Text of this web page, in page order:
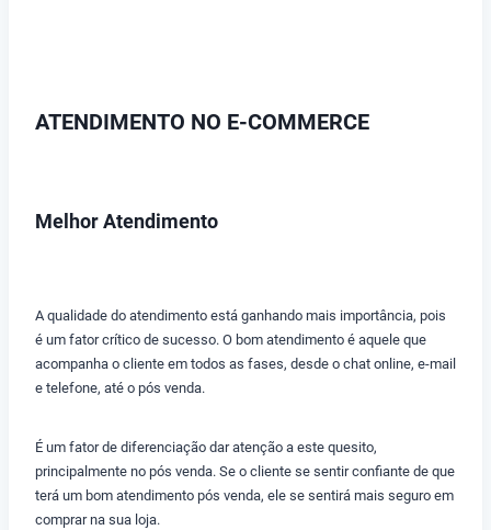
ATENDIMENTO NO E-COMMERCE
Melhor Atendimento
A qualidade do atendimento está ganhando mais importância, pois
é um fator crítico de sucesso. O bom atendimento é aquele que
acompanha o cliente em todos as fases, desde o chat online, e-mail
e telefone, até o pós venda.
É um fator de diferenciação dar atenção a este quesito,
principalmente no pós venda. Se o cliente se sentir confiante de que
terá um bom atendimento pós venda, ele se sentirá mais seguro em
comprar na sua loja.